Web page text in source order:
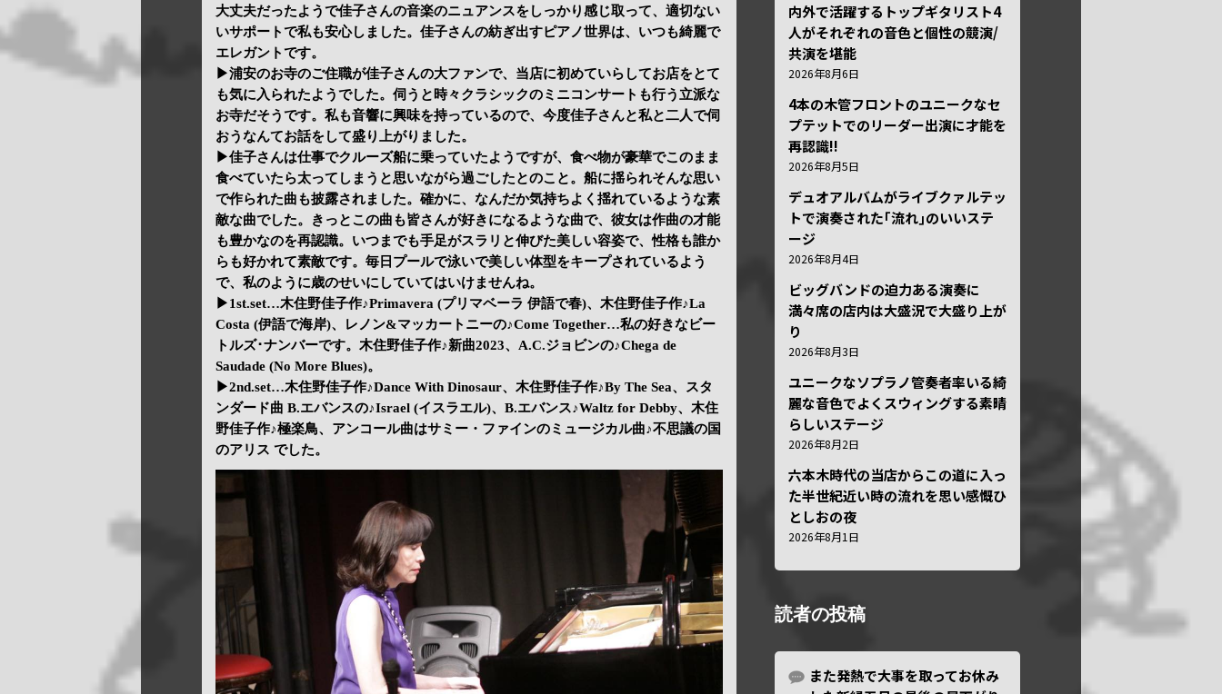
大丈夫だったようで佳子さんの音楽のニュアンスをしっかり感じ取って、適切ない
いサポートで私も安心しました。佳子さんの紡ぎ出すピアノ世界は、いつも綺麗で
エレガントです。
▶浦安のお寺のご住職が佳子さんの大ファンで、当店に初めていらしてお店をとて
も気に入られたようでした。伺うと時々クラシックのミニコンサートも行う立派な
お寺だそうです。私も音響に興味を持っているので、今度佳子さんと私と二人で伺
おうなんてお話をして盛り上がりました。
▶佳子さんは仕事でクルーズ船に乗っていたようですが、食べ物が豪華でこのまま
食べていたら太ってしまうと思いながら過ごしたとのこと。船に揺られそんな思い
で作られた曲も披露されました。確かに、なんだか気持ちよく揺れているような素
敵な曲でした。きっとこの曲も皆さんが好きになるような曲で、彼女は作曲の才能
も豊かなのを再認識。いつまでも手足がスラリと伸びた美しい容姿で、性格も誰か
らも好かれて素敵です。毎日プールで泳いで美しい体型をキープされているよう
で、私のように歳のせいにしていてはいけませんね。
▶1st.set…木住野佳子作♪Primavera (プリマベーラ 伊語で春)、木住野佳子作♪La
Costa (伊語で海岸)、レノン&マッカートニーの♪Come Together…私の好きなビー
トルズ･ナンバーです。木住野佳子作♪新曲2023、A.C.ジョビンの♪Chega de
Saudade (No More Blues)。
▶2nd.set…木住野佳子作♪Dance With Dinosaur、木住野佳子作♪By The Sea、スタ
ンダード曲 B.エバンスの♪Israel (イスラエル)、B.エバンス♪Waltz for Debby、木住
野佳子作♪極楽鳥、アンコール曲はサミー・ファインのミュージカル曲♪不思議の国
のアリス でした。
内外で活躍するトップギタリスト4
人がそれぞれの音色と個性の競演/
共演を堪能
2026年8月6日
4本の木管フロントのユニークなセ
プテットでのリーダー出演に才能を
再認識!!
2026年8月5日
デュオアルバムがライブクァルテッ
トで演奏された｢流れ｣のいいステ
ージ
2026年8月4日
ビッグバンドの迫力ある演奏に
満々席の店内は大盛況で大盛り上が
り
2026年8月3日
ユニークなソプラノ管奏者率いる綺
麗な音色でよくスウィングする素晴
らしいステージ
2026年8月2日
六本木時代の当店からこの道に入っ
た半世紀近い時の流れを思い感慨ひ
としおの夜
2026年8月1日
読者の投稿
また発熱で大事を取ってお休み